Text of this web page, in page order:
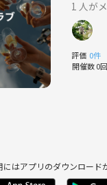
1 人が
評価 0件
開催数 0
にはアプリのダウンロード